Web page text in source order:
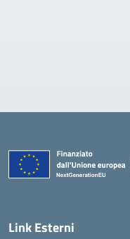
Link Esterni